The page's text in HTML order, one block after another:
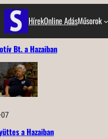
HírekOnline AdásMűsorok
Bt. a Hazaiban
a Hazaiban